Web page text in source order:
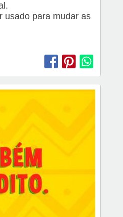
usado para mudar as